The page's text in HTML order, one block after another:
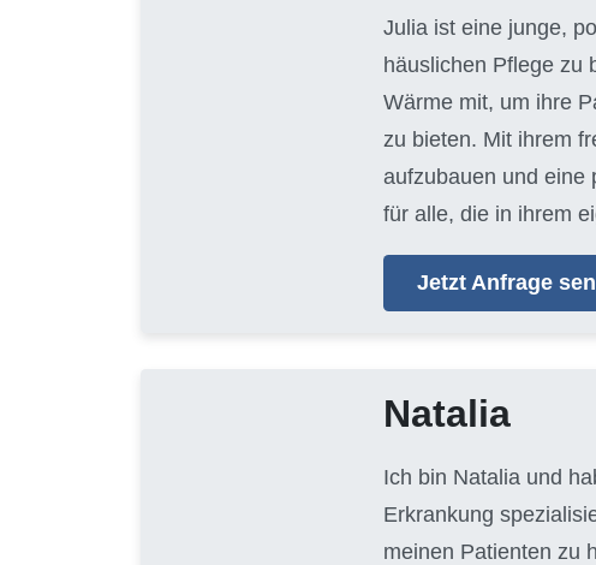
Julia ist eine junge,
häuslichen Pflege zu
Wärme mit, um ihre
zu bieten. Mit ihrem
aufzubauen und eine
für alle, die in ihrem
Jetzt Anfrage
Natalia
Ich bin Natalia und
Erkrankung
meinen Patienten zu